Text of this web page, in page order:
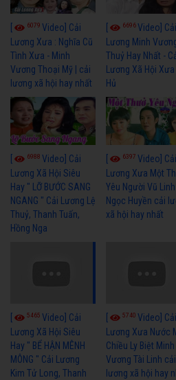
6079 Video] Cải
Lương Xưa : Nghĩa Cũ
Tình Xưa - Minh
Vương Thoại Mỹ | cải
lương xã hội hay nhất
6696Video] Cải
Lương Minh
Thuỷ Hay Nhất -
Lương Xã Hội
Hủ
6988 Video] Cải
Lương Xã Hội Siêu
Hay " LỠ BƯỚC SANG
NGANG " Cải Lương Lệ
Thuỷ, Thanh Tuấn,
Hồng Nga
6397Video] Cải
Lương Xưa Một
Yêu Người Vũ Linh
Ngọc Huyền cải
xã hội hay nhất
5465 Video] Cải
Lương Xã Hội Siêu
Hay " BỂ HẬN MÊNH
MÔNG " Cải Lương
Kim Tử Long, Thanh
5740Video] Cải
Lương Xưa Nước
Chiều Ly Biệt Minh
Vương Tài Linh cải
lương xã hội hay